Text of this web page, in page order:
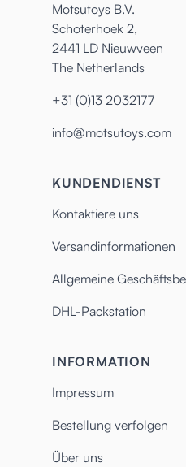
Motsutoys B.V.
Schoterhoek 2,
2441 LD Nieuwveen
The Netherlands
+31 (0)13 2032177
info@motsutoys.com
KUNDENDIENST
Kontaktiere uns
Versandinformationen
Allgemeine
DHL-Packstation
INFORMATION
Impressum
Bestellung verfolgen
Über uns